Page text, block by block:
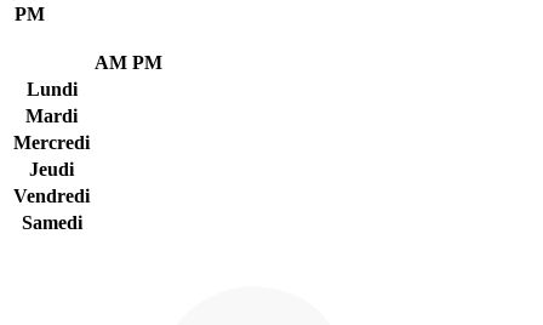
PM
AM PM
Lundi
Mardi
Mercredi
Jeudi
Vendredi
Samedi